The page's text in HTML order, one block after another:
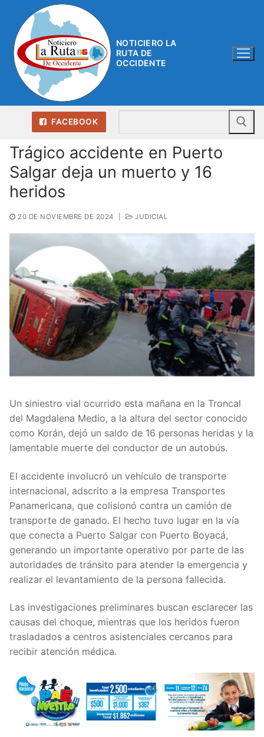
contenido
NOTICIERO LA
RUTA DE
OCCIDENTE
FACEBOOK
Trágico accidente en Puerto
Salgar deja un muerto y 16
heridos
20 DE NOVIEMBRE DE 2024 JUDICIAL
Un siniestro vial ocurrido esta mañana en la Troncal
del Magdalena Medio, a la altura del sector conocido
como Korán, dejó un saldo de 16 personas heridas y la
lamentable muerte del conductor de un autobús.
El accidente involucró un vehículo de transporte
internacional, adscrito a la empresa Transportes
Panamericana, que colisionó contra un camión de
transporte de ganado. El hecho tuvo lugar en la vía
que conecta a Puerto Salgar con Puerto Boyacá,
generando un importante operativo por parte de las
autoridades de tránsito para atender la emergencia y
realizar el levantamiento de la persona fallecida.
Las investigaciones preliminares buscan esclarecer las
causas del choque, mientras que los heridos fueron
trasladados a centros asistenciales cercanos para
recibir atención médica.